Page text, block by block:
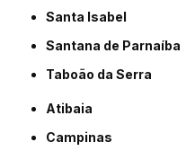
Santa Isabel
Santana de Parnaíba
Taboão da Serra
Atibaia
Campinas